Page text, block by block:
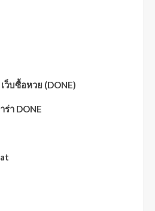
ว็บซื้อหวย (DONE)
ร่า DONE